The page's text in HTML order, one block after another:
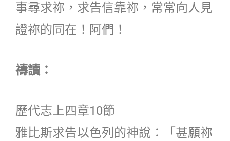
事尋求祢，求告信靠祢，常常向人見
證祢的同在！阿們！
禱讀：
歷代志上四章10節
雅比斯求告以色列的神說：「甚願祢